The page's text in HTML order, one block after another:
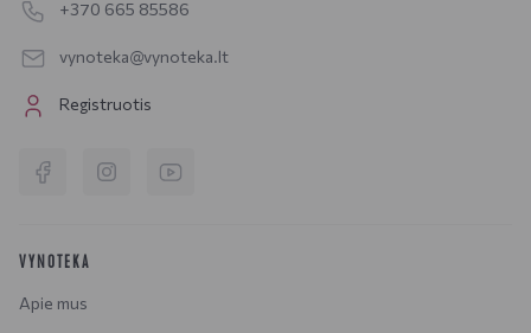
+370 665 85586
vynoteka@vynoteka.lt
Registruotis
VYNOTEKA
Apie mus